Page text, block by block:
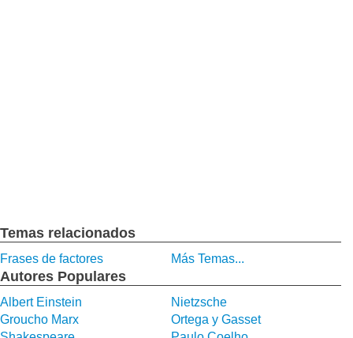
Temas relacionados
Frases de factores Más Temas...
Autores Populares
Albert Einstein
Nietzsche
Groucho Marx
Ortega y Gasset